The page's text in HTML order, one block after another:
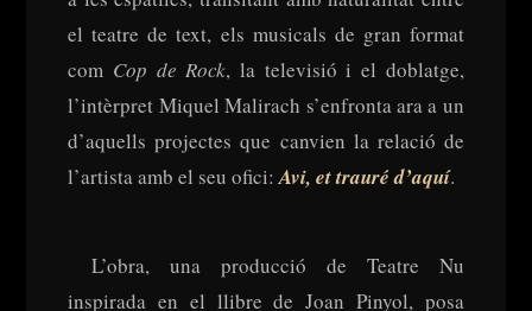
el teatre de text, els musicals de gran format
com Cop de Rock, la televisió i el doblatge,
l’intèrpret Miquel Malirach s’enfronta ara a un
d’aquells projectes que canvien la relació de
l’artista amb el seu ofici:Avi, et trauré d’aquí.
L’obra, una producció de Teatre Nu
inspirada en el llibre de Joan Pinyol, posa